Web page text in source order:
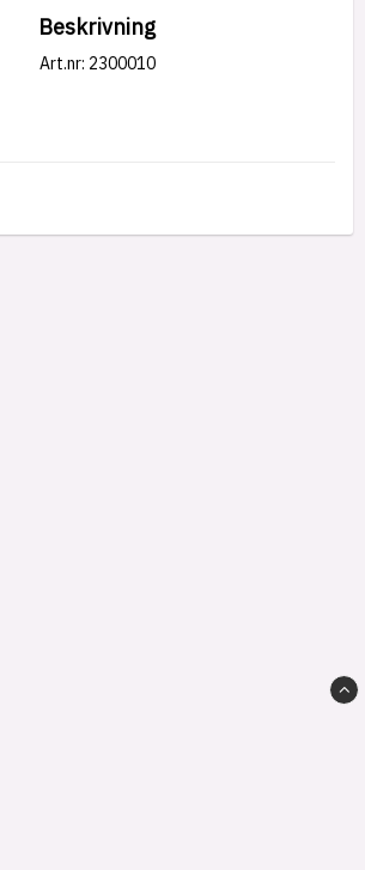
Beskrivning
Art.nr: 2300010